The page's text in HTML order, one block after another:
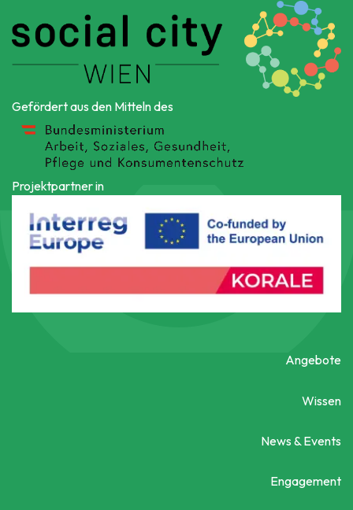
Gefördert aus den Mitteln des
Projektpartner in
Angebote
Wissen
News & Events
Engagement